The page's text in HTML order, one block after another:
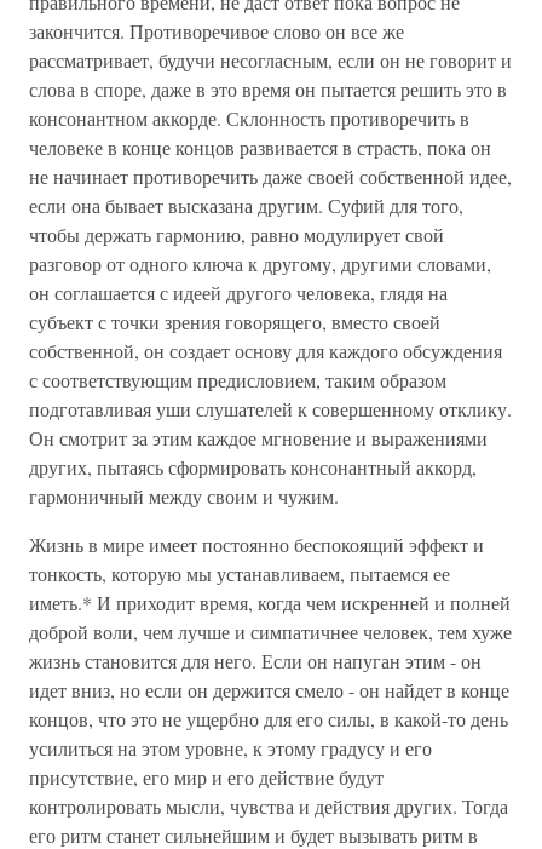
закончится. Противоречивое слово он все же
рассматривает, будучи несогласным, если он не говорит и
слова в споре, даже в это время он пытается решить это в
консонантном аккорде. Склонность противоречить в
человеке в конце концов развивается в страсть, пока он
не начинает противоречить даже своей собственной идее,
если она бывает высказана другим. Суфий для того,
чтобы держать гармонию, равно модулирует свой
разговор от одного ключа к другому, другими словами,
он соглашается с идеей другого человека, глядя на
субъект с точки зрения говорящего, вместо своей
собственной, он создает основу для каждого обсуждения
с соответствующим предисловием, таким образом
подготавливая уши слушателей к совершенному отклику.
Он смотрит за этим каждое мгновение и выражениями
других, пытаясь сформировать консонантный аккорд,
гармоничный между своим и чужим.
Жизнь в мире имеет постоянно беспокоящий эффект и
тонкость, которую мы устанавливаем, пытаемся ее
иметь.* И приходит время, когда чем искренней и полней
доброй воли, чем лучше и симпатичнее человек, тем хуже
жизнь становится для него. Если он напуган этим - он
идет вниз, но если он держится смело - он найдет в конце
концов, что это не ущербно для его силы, в какой-то день
усилиться на этом уровне, к этому градусу и его
присутствие, его мир и его действие будут
контролировать мысли, чувства и действия других. Тогда
его ритм станет сильнейшим и будет вызывать ритм в